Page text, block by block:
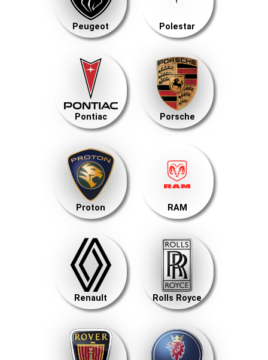
Peugeot Polestar
Pontiac Porsche
Proton RAM
Renault Rolls Royce